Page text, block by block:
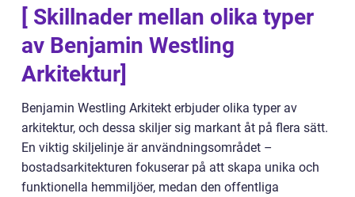
[ Skillnader mellan olika typer
av Benjamin Westling
Arkitektur]
Benjamin Westling Arkitekt erbjuder olika typer av
arkitektur, och dessa skiljer sig markant åt på flera sätt.
En viktig skiljelinje är användningsområdet –
bostadsarkitekturen fokuserar på att skapa unika och
funktionella hemmiljöer, medan den offentliga